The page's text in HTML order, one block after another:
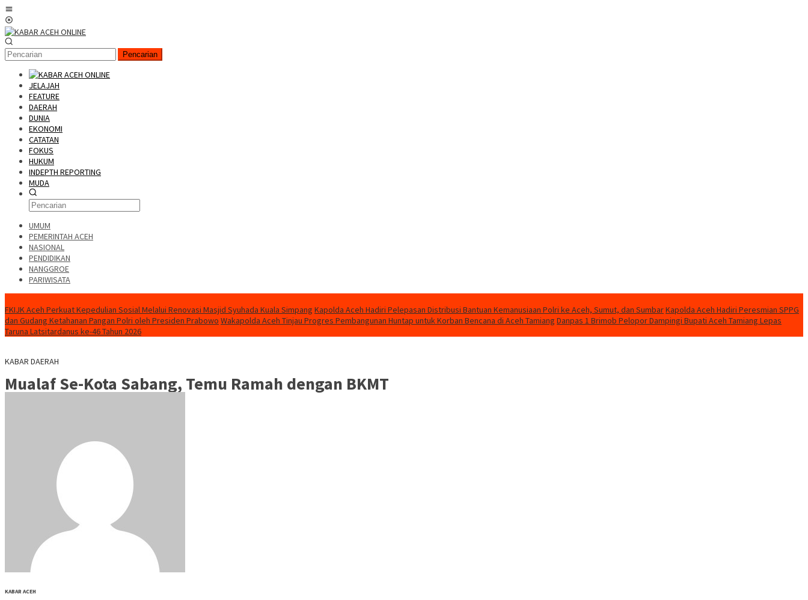
Pencarian
JELAJAH
FEATURE
DAERAH
DUNIA
EKONOMI
CATATAN
FOKUS
HUKUM
INDEPTH REPORTING
MUDA
UMUM
PEMERINTAH ACEH
NASIONAL
PENDIDIKAN
NANGGROE
PARIWISATA
FKIJK Aceh Perkuat Kepedulian Sosial Melalui Renovasi Masjid Syuhada Kuala Simpang Kapolda Aceh Hadiri Pelepasan Distribusi Bantuan Kemanusiaan Polri ke Aceh, Sumut, dan SumbarKapolda Aceh Hadiri Peresmian SPPG
dan Gudang Ketahanan Pangan Polri oleh Presiden Prabowo Wakapolda Aceh Tinjau Progres Pembangunan Huntap untuk Korban Bencana di Aceh Tamiang Danpas 1 Brimob Pelopor Dampingi Bupati Aceh Tamiang Lepas
Taruna Latsitardanus ke-46 Tahun 2026
KABAR DAERAH
Mualaf Se-Kota Sabang, Temu Ramah dengan BKMT
KABAR ACEH